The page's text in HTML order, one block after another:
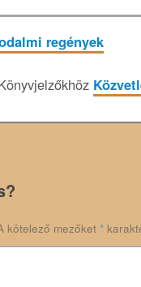
regények
kötelező mezőket *